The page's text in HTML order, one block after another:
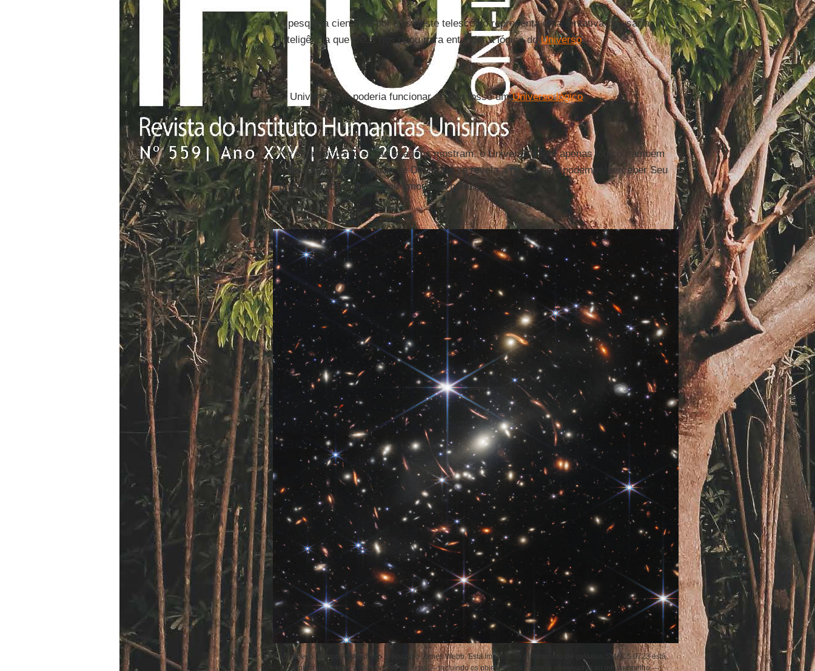
A pesquisa científica por trás deste telescópio representa uma tentativa de usar a
inteligência que Deus nos doou para entender a lógica doUniverso.
O Universo não poderia funcionar se não fosse umUniverso lógico.
No entanto, como essas imagens mostram, o Universo não é apenas lógico, também
ébelíssimo. É a Criação de Deus que se revela a nós, e nela podemos perceber Seu
poder extraordinário e Seu amor pela beleza.
Primeiro Campo Profundo do Telescópio James Webb. Esta imagem do aglomerado de galáxias SMACS 0723 está
repleta de detalhes. Milhares de galáxias — incluindo os objetos mais fracos já observados no infravermelho —